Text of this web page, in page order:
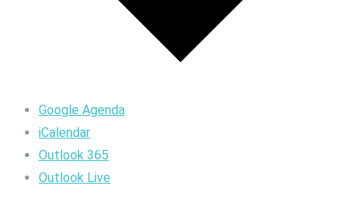
Google Agenda
iCalendar
Outlook 365
Outlook Live